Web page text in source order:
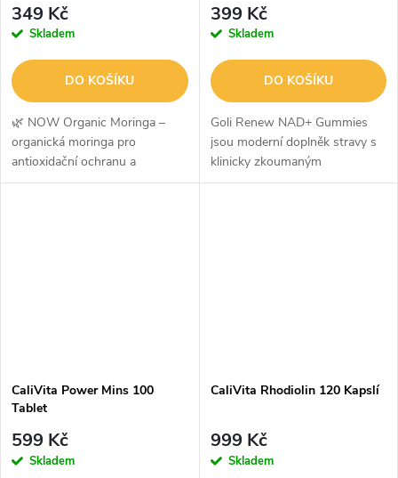
349 Kč
Skladem
DO KOŠÍKU
🌿 NOW Organic Moringa –
organická moringa pro
antioxidační ochranu a
každodenní vitalituNOW
399 Kč
Skladem
DO KOŠÍKU
Goli Renew NAD+ Gummies
jsou moderní doplněk stravy s
klinicky zkoumaným
nikotinamid ribosidem (NR),
CaliVita Power Mins 100
Tablet
599 Kč
Skladem
CaliVita Rhodiolin 120 Kapslí
999 Kč
Skladem